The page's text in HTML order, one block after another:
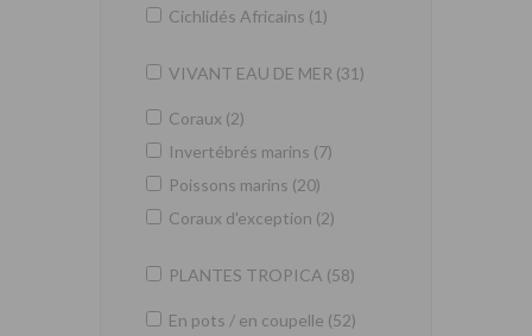
Cichlidés Africains (1)
VIVANT EAU DE MER (31)
Coraux (2)
Invertébrés marins (7)
Poissons marins (20)
Coraux d'exception (2)
PLANTES TROPICA (58)
En pots / en coupelle (52)